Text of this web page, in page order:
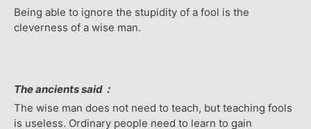
Being able to ignore the stupidity of a fool is the
cleverness of a wise man.
The ancients said：
The wise man does not need to teach, but teaching fools
is useless. Ordinary people need to learn to gain